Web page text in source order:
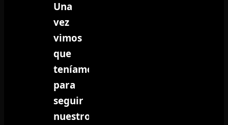
Una
vez
vimos
que
teníamos ritmo
para
seguir
nuestro